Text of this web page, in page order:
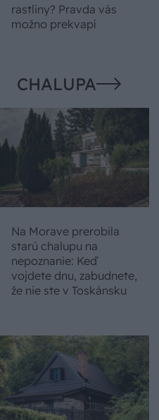
rastliny? Pravda vás
možno prekvapí
CHALUPA
Na Morave prerobila
starú chalupu na
nepoznanie: Keď
vojdete dnu, zabudnete,
že nie ste v Toskánsku